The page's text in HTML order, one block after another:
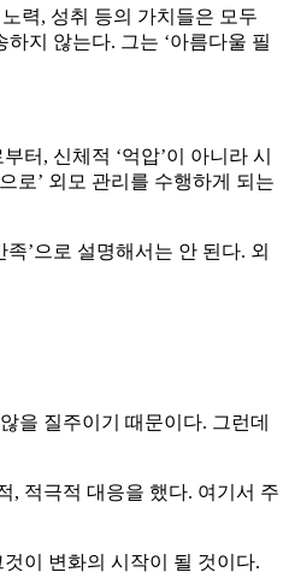
력, 성취 등의 가치들은 모두
지 않는다. 그는 ‘아름다울 필
터, 신체적 ‘억압’이 아니라 시
로’ 외모 관리를 수행하게 되는
’으로 설명해서는 안 된다. 외
을 질주이기 때문이다. 그런데
, 적극적 대응을 했다. 여기서 주
이 변화의 시작이 될 것이다.